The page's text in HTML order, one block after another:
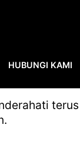
HUBUNGI KAMI